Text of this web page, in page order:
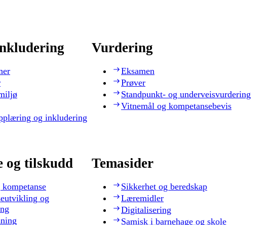
og inkludering
Vurdering
Eksamen
Prøver
Standpunkt- og underveisvurdering
Vitnemål og kompetansebevis
og tilskudd
og
Temasider
Sikkerhet og beredskap
Læremidler
Digitalisering
Samisk i barnehage og skole